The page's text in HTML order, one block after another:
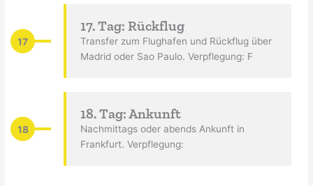
17
17. Tag: Rückflug
Transfer zum Flughafen und Rückflug über
Madrid oder Sao Paulo. Verpflegung: F
18
18. Tag: Ankunft
Nachmittags oder abends Ankunft in
Frankfurt. Verpflegung: